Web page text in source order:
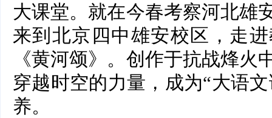
大课堂。就在今春考察河北雄
来到北京四中雄安校区，走
《黄河颂》。创作于抗战烽火
穿越时空的力量，成为“大语
养。